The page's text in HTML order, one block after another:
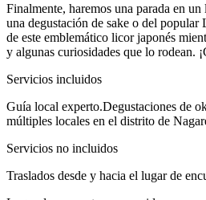
Finalmente, haremos una parada en
una degustación de sake o del
de este emblemático licor japonés
y algunas curiosidades que lo rodean.
Servicios incluidos
Guía local experto.Degustaciones de
múltiples locales en el distrito de
Servicios no incluidos
Traslados desde y hacia el lugar de